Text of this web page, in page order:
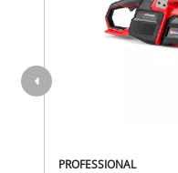
PROFESSIONAL